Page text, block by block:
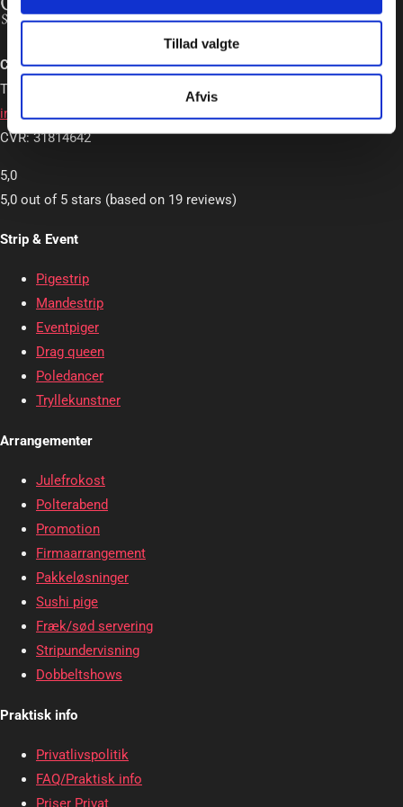
Tillad valgte
Afvis
Charlotte Schou – Strip og Event
Tlf. +45 20362663
info@charlotteschou.dk
CVR: 31814642
5,0
5,0 out of 5 stars (based on 19 reviews)
Strip & Event
Pigestrip
Mandestrip
Eventpiger
Drag queen
Poledancer
Tryllekunstner
Arrangementer
Julefrokost
Polterabend
Promotion
Firmaarrangement
Pakkeløsninger
Sushi pige
Fræk/sød servering
Stripundervisning
Dobbeltshows
Praktisk info
Privatlivspolitik
FAQ/Praktisk info
Priser Privat